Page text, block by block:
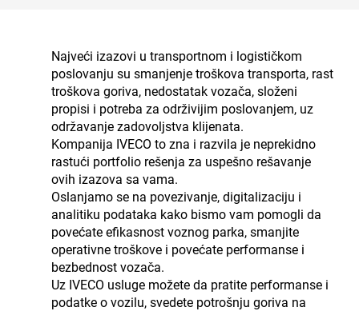
Najveći izazovi u transportnom i logističkom
poslovanju su smanjenje troškova transporta, rast
troškova goriva, nedostatak vozača, složeni
propisi i potreba za održivijim poslovanjem, uz
održavanje zadovoljstva klijenata.
Kompanija IVECO to zna i razvila je neprekidno
rastući portfolio rešenja za uspešno rešavanje
ovih izazova sa vama.
Oslanjamo se na povezivanje, digitalizaciju i
analitiku podataka kako bismo vam pomogli da
povećate efikasnost voznog parka, smanjite
operativne troškove i povećate performanse i
bezbednost vozača.
Uz IVECO usluge možete da pratite performanse i
podatke o vozilu, svedete potrošnju goriva na